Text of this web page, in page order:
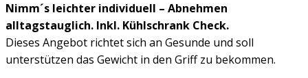
Nimm´s leichter individuell – Abnehmen
alltagstauglich. Inkl. Kühlschrank Check.
Dieses Angebot richtet sich an Gesunde und soll
unterstützen das Gewicht in den Griff zu bekommen.